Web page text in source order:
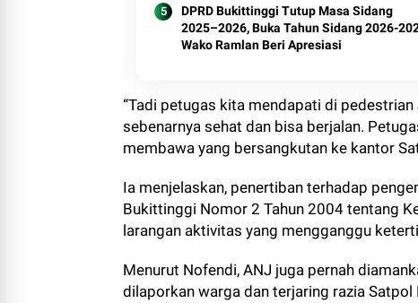
DPRD Bukittinggi Tutup Masa Sidang
2025–2026, Buka Tahun Sidang 2026-
Wako Ramlan Beri Apresiasi
“Tadi petugas kita mendapati di
sebenarnya sehat dan bisa berjalan.
membawa yang bersangkutan ke kantor
Ia menjelaskan, penertiban terhadap
Bukittinggi Nomor 2 Tahun 2004 tentang
larangan aktivitas yang mengganggu
Menurut Nofendi, ANJ juga pernah
dilaporkan warga dan terjaring razia